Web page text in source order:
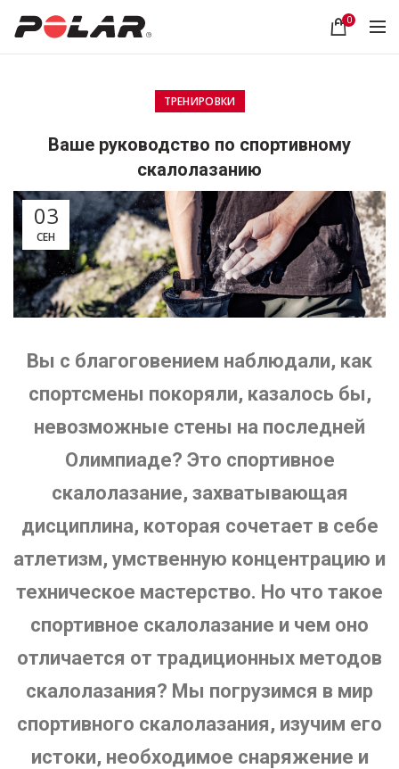
0
ТРЕНИРОВКИ
Ваше руководство по спортивному
скалолазанию
03
СЕН
Вы с благоговением наблюдали, как
спортсмены покоряли, казалось бы,
невозможные стены на последней
Олимпиаде? Это спортивное
скалолазание, захватывающая
дисциплина, которая сочетает в себе
атлетизм, умственную концентрацию и
техническое мастерство. Но что такое
спортивное скалолазание и чем оно
отличается от традиционных методов
скалолазания? Мы погрузимся в мир
спортивного скалолазания, изучим его
истоки, необходимое снаряжение и